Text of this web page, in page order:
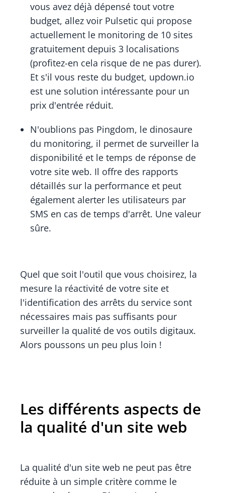
vous avez déjà dépensé tout votre
budget, allez voir Pulsetic qui propose
actuellement le monitoring de 10 sites
gratuitement depuis 3 localisations
(profitez-en cela risque de ne pas durer).
Et s'il vous reste du budget, updown.io
est une solution intéressante pour un
prix d'entrée réduit.
N'oublions pas Pingdom, le dinosaure
du monitoring, il permet de surveiller la
disponibilité et le temps de réponse de
votre site web. Il offre des rapports
détaillés sur la performance et peut
également alerter les utilisateurs par
SMS en cas de temps d'arrêt. Une valeur
sûre.
Quel que soit l'outil que vous choisirez, la
mesure la réactivité de votre site et
l'identification des arrêts du service sont
nécessaires mais pas suffisants pour
surveiller la qualité de vos outils digitaux.
Alors poussons un peu plus loin !
Les différents aspects de
la qualité d'un site web
La qualité d'un site web ne peut pas être
réduite à un simple critère comme le